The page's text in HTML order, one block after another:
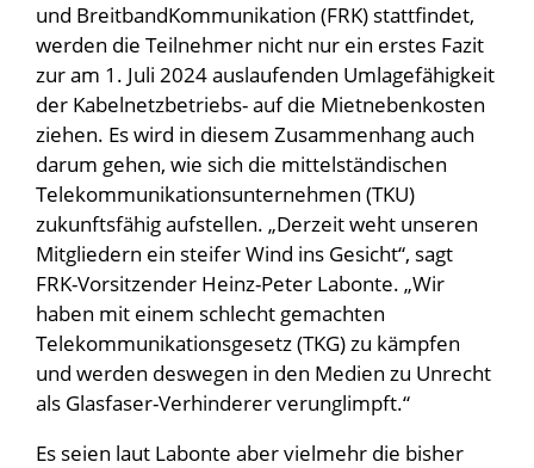
und BreitbandKommunikation (FRK) stattfindet,
werden die Teilnehmer nicht nur ein erstes Fazit
zur am 1. Juli 2024 auslaufenden Umlagefähigkeit
der Kabelnetzbetriebs- auf die Mietnebenkosten
ziehen. Es wird in diesem Zusammenhang auch
darum gehen, wie sich die mittelständischen
Telekommunikationsunternehmen (TKU)
zukunftsfähig aufstellen. „Derzeit weht unseren
Mitgliedern ein steifer Wind ins Gesicht“, sagt
FRK-Vorsitzender Heinz-Peter Labonte. „Wir
haben mit einem schlecht gemachten
Telekommunikationsgesetz (TKG) zu kämpfen
und werden deswegen in den Medien zu Unrecht
als Glasfaser-Verhinderer verunglimpft.“
Es seien laut Labonte aber vielmehr die bisher